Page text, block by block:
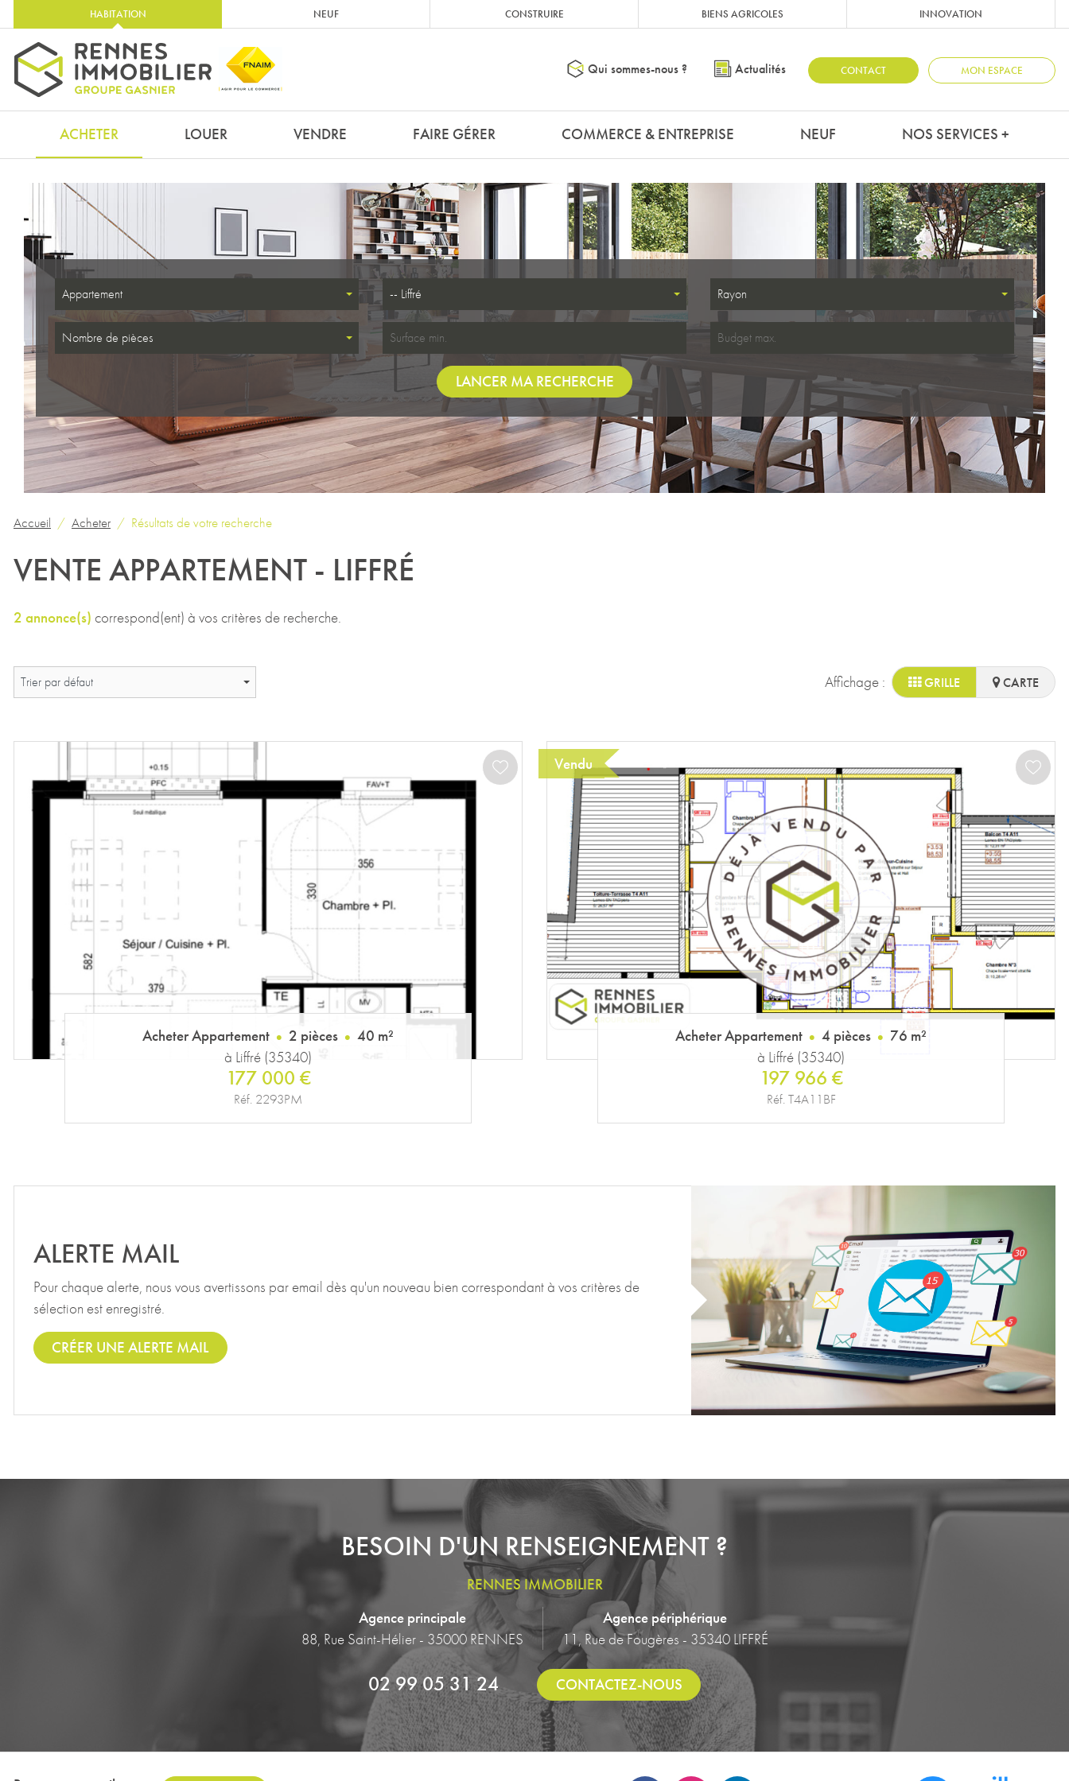
HABITATION NEUF CONSTRUIRE BIENS AGRICOLES INNOVATION
Qui sommes-nous ? Actualités CONTACT MON ESPACE
ACHETER LOUER VENDRE FAIRE GÉRER COMMERCE & ENTREPRISE NEUF NOS SERVICES +
Appartement -- Liffré Rayon
Nombre de pièces
LANCER MA RECHERCHE
Accueil Acheter Résultats de votre recherche
VENTE APPARTEMENT - LIFFRÉ
2 annonce(s) correspond(ent) à vos critères de recherche.
Trier par défaut Affichage : GRILLE CARTE
Acheter Appartement 2 pièces
40 m²
à Liffré (35340)
177 000 €
Réf. 2293PM
Vendu
Acheter Appartement 4 pièces
76 m²
à Liffré (35340)
197 966 €
Réf. T4A11BF
ALERTE MAIL
Pour chaque alerte, nous vous avertissons par email dès qu'un nouveau bien correspondant à vos critères de
sélection est enregistré.
CRÉER UNE ALERTE MAIL
BESOIN D'UN RENSEIGNEMENT ?
RENNES IMMOBILIER
Agence principale
88, Rue Saint-Hélier - 35000 RENNES
Agence périphérique
11, Rue de Fougères - 35340 LIFFRÉ
02 99 05 31 24 CONTACTEZ-NOUS